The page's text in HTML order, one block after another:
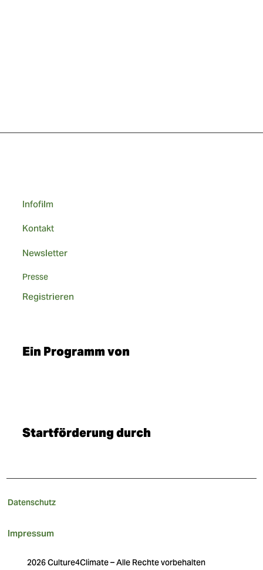
Infofilm
Kontakt
Newsletter
Presse
Registrieren
Ein Programm von
Startförderung durch
Datenschutz
Impressum
2026 Culture4Climate – Alle Rechte vorbehalten